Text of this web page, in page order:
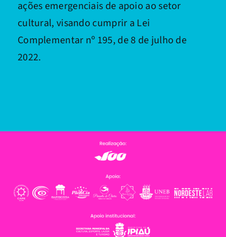
ações emergenciais de apoio ao setor
cultural, visando cumprir a Lei
Complementar nº 195, de 8 de julho de
2022.